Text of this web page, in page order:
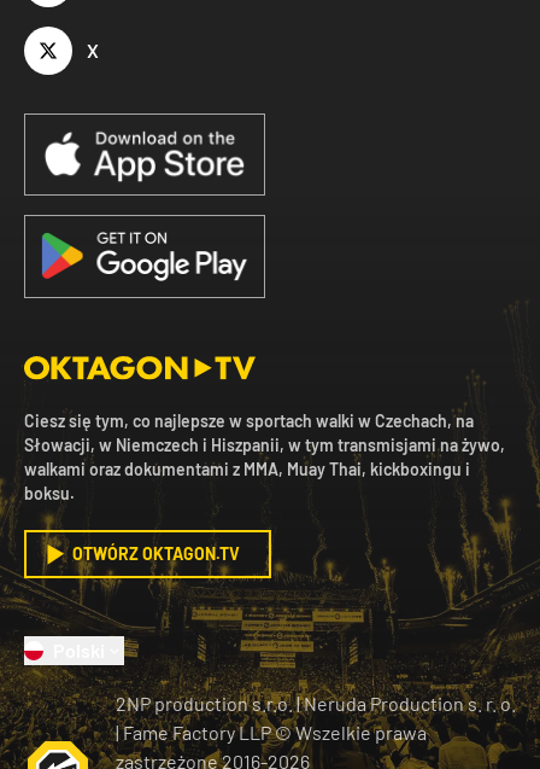
X
Ciesz się tym, co najlepsze w sportach walki w Czechach, na
Słowacji, w Niemczech i Hiszpanii, w tym transmisjami na żywo,
walkami oraz dokumentami z MMA, Muay Thai, kickboxingu i
boksu.
OTWÓRZ OKTAGON.TV
2NP production s.r.o.|Neruda Production s. r. o.
| Fame Factory LLP © Wszelkie prawa
zastrzeżone2016-2026